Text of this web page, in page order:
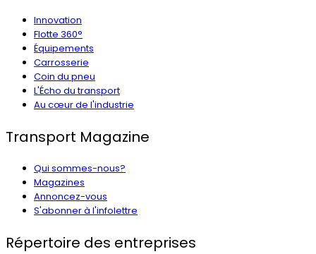
Innovation
Flotte 360°
Équipements
Carrosserie
Coin du pneu
L'Écho du transport
Au cœur de l'industrie
Transport Magazine
Qui sommes-nous?
Magazines
Annoncez-vous
S'abonner à l'infolettre
Répertoire des entreprises